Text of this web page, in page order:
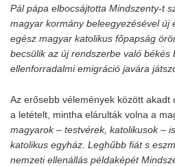
Pál pápa elbocsájtotta Mindszenty-t
magyar kormány beleegyezésével új
egész magyar katolikus főpapság
becsülik az új rendszerbe való békés
ellenforradalmi emigráció javára
Az erősebb vélemények között
a letételt, mintha elárulták volna a
magyarok – testvérek, katolikusok –
katolikus egyház. Leghűbb fiát s
nemzeti ellenállás példaképét